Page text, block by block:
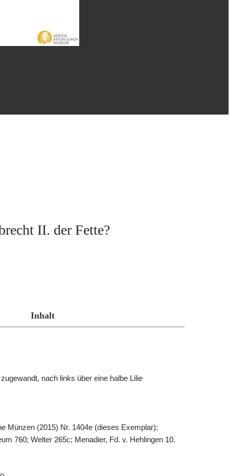
II. der Fette?
Inhalt
nach links über eine halbe Lilie
Münzen (2015) Nr. 1404e (dieses Exemplar);
760; Welter 265c; Menadier, Fd. v. Hehlingen 10.